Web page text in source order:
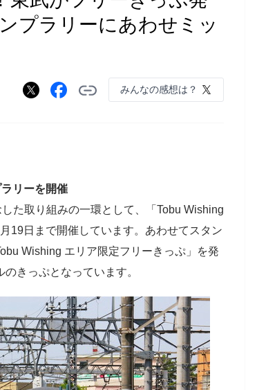
プラリーにあわせミッ
みんなの感想は？
リーを開催
た取り組みの一環として、「Tobu Wishing
19日まで開催しています。あわせてスタン
Wishing エリア限定フリーきっぷ」を発
きっぷとなっています。